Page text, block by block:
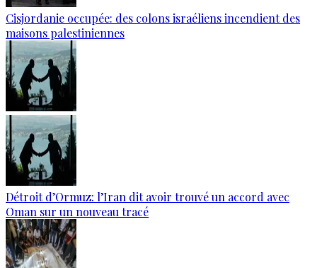
Cisjordanie occupée: des colons israéliens incendient des
maisons palestiniennes
Détroit d’Ormuz: l’Iran dit avoir trouvé un accord avec
Oman sur un nouveau tracé